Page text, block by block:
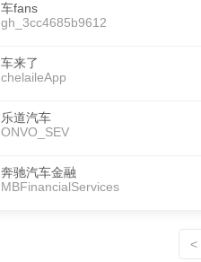
车fans
gh_3cc4685b9612
车来了
chelaileApp
乐道汽车
ONVO_SEV
奔驰汽车金融
MBFinancialServices
<